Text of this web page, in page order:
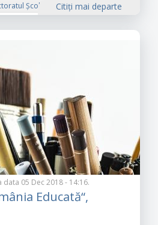
Școlar Județean Dolj
Citiţi mai departe
data 05 Dec 2018 - 14:16.
Educată“,